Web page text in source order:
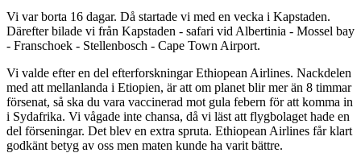
Vi var borta 16 dagar. Då startade vi med en vecka i Kapstaden.
Därefter bilade vi från Kapstaden - safari vid Albertinia - Mossel bay
- Franschoek - Stellenbosch - Cape Town Airport.
Vi valde efter en del efterforskningar Ethiopean Airlines. Nackdelen
med att mellanlanda i Etiopien, är att om planet blir mer än 8 timmar
försenat, så ska du vara vaccinerad mot gula febern för att komma in
i Sydafrika. Vi vågade inte chansa, då vi läst att flygbolaget hade en
del förseningar. Det blev en extra spruta. Ethiopean Airlines får klart
godkänt betyg av oss men maten kunde ha varit bättre.